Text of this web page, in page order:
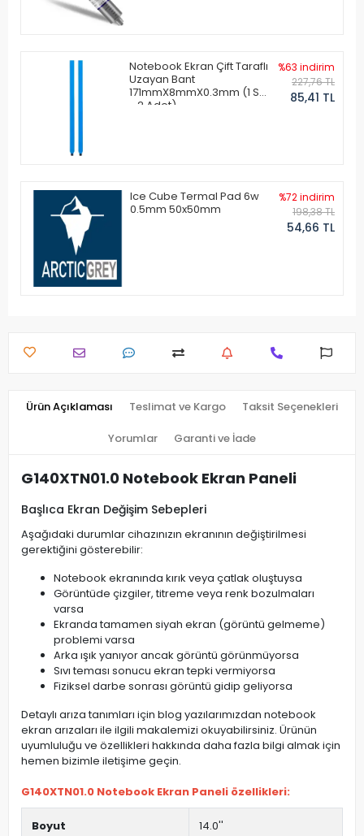
Notebook Ekran Çift Taraflı
Uzayan Bant
171mmX8mmX0.3mm (1 Set
- 2 Adet)
%63 indirim
227,76 TL
85,41 TL
Ice Cube Termal Pad 6w
0.5mm 50x50mm
%72 indirim
198,38 TL
54,66 TL
Ürün Açıklaması Teslimat ve Kargo Taksit Seçenekleri
Yorumlar Garanti ve İade
G140XTN01.0 Notebook Ekran Paneli
Başlıca Ekran Değişim Sebepleri
Aşağıdaki durumlar cihazınızın ekranının değiştirilmesi
gerektiğini gösterebilir:
Notebook ekranında kırık veya çatlak oluştuysa
Görüntüde çizgiler, titreme veya renk bozulmaları
varsa
Ekranda tamamen siyah ekran (görüntü gelmeme)
problemi varsa
Arka ışık yanıyor ancak görüntü görünmüyorsa
Sıvı teması sonucu ekran tepki vermiyorsa
Fiziksel darbe sonrası görüntü gidip geliyorsa
Detaylı arıza tanımları için blog yazılarımızdan notebook
ekran arızaları ile ilgili makalemizi okuyabilirsiniz. Ürünün
uyumluluğu ve özellikleri hakkında daha fazla bilgi almak için
hemen bizimle iletişime geçin.
G140XTN01.0 Notebook Ekran Paneli özellikleri:
Boyut 14.0''